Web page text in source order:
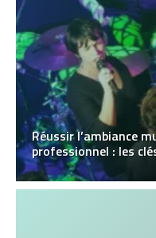
Réussir l’ambiance
professionnel : les